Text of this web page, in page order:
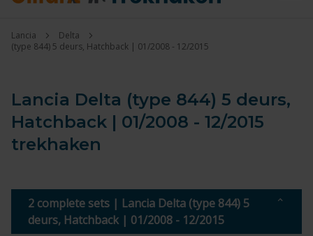
Lancia
Delta
(type 844) 5 deurs, Hatchback | 01/2008 - 12/2015
Lancia Delta (type 844) 5 deurs,
Hatchback | 01/2008 - 12/2015
trekhaken
2 complete sets | Lancia Delta (type 844) 5
deurs, Hatchback | 01/2008 - 12/2015